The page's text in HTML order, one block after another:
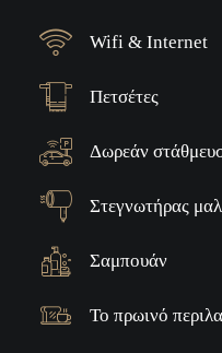
Wifi & Internet
Πετσέτες
Δωρεάν
Στεγνωτήρας
Σαμπουάν
Το πρωινό